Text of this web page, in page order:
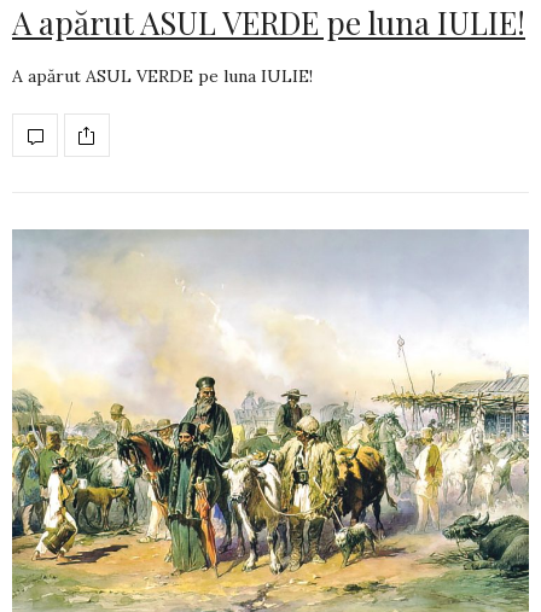
A apărut ASUL VERDE pe luna IULIE!
A apărut ASUL VERDE pe luna IULIE!